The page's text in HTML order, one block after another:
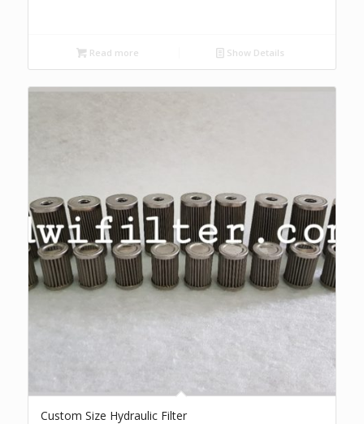
Read more Show Details
Custom Size Hydraulic Filter